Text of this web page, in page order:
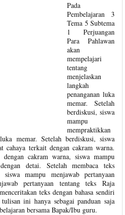
Pada
Pembelajaran 3
Tema 5 Subtema
1 Perjuangan
Para Pahlawan
akan
mempelajari
tentang
menjelaskan
langkah
penanganan luka
memar. Setelah
berdiskusi, siswa
mampu
mempraktikkan
memar. Setelah berdiskusi, siswa
cahaya terkait dengan cakram warna.
dengan cakram warna, siswa mampu
detai. Setelah membaca teks
mampu menjawab pertanyaan
pertanyaan tentang teks Raja
teks dengan bahasa sendiri
ini hanya sebagai panduan saja
bersama Bapak/Ibu guru.